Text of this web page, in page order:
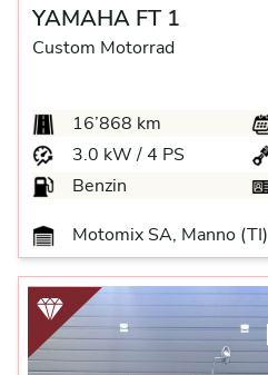
YAMAHA FT 1
Custom Motorrad
16’868 km
3.0 kW / 4 PS
Benzin
Motomix SA, Manno (TI)